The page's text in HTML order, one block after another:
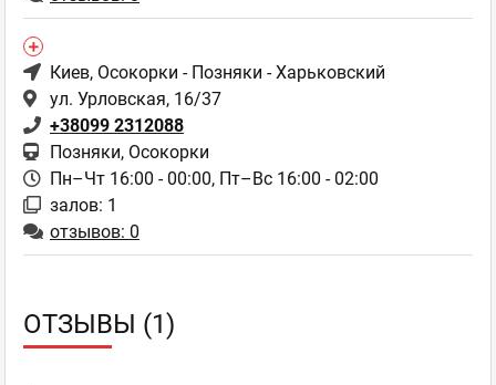
Киев, Осокорки - Позняки - Харьковский
ул. Урловская, 16/37
+38099 2312088
Позняки, Осокорки
Пн–Чт 16:00 - 00:00, Пт–Вс 16:00 - 02:00
залов: 1
отзывов: 0
ОТЗЫВЫ (1)